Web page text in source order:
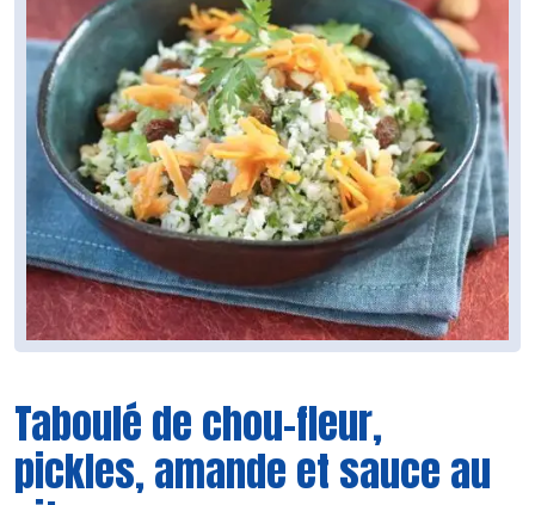
Taboulé de chou-fleur,
pickles, amande et sauce au